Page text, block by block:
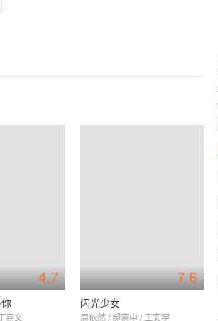
4.7
嘉文
7.6
闪光少女
周依然 / 郝富申 / 王安宇